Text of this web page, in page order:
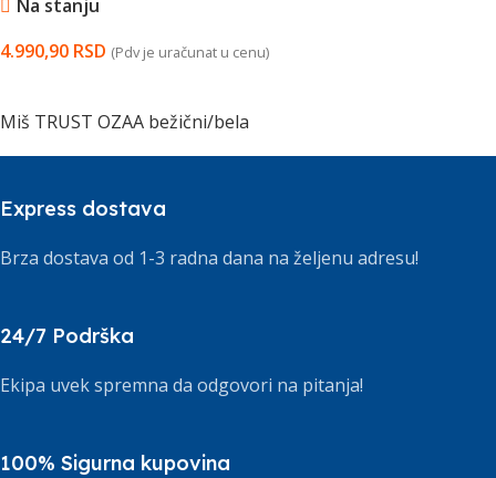
Na stanju
4.990,90 RSD (Pdv je uračunat u cenu)
Miš TRUST OZAA bežični/bela
Express dostava
Brza dostava od 1-3 radna dana na željenu adresu!
24/7 Podrška
Ekipa uvek spremna da odgovori na pitanja!
100% Sigurna kupovina